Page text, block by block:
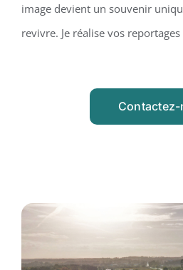
image devient un souvenir
revivre. Je réalise vos
Contactez-